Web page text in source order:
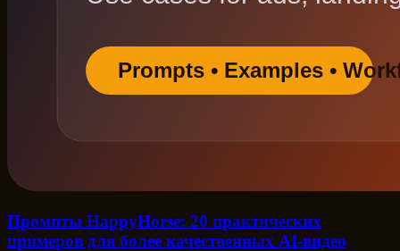
Промпты HappyHorse: 20 практических
примеров для более качественных AI-видео